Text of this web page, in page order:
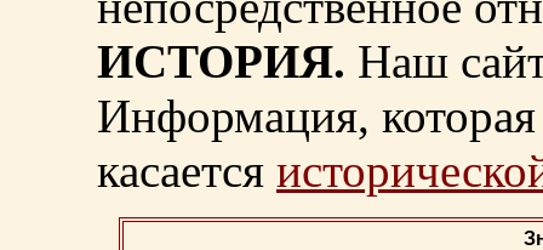
ИСТОРИЯ. Наш
Информация, которая
касается